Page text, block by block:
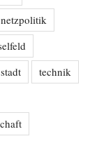
netzpolitik
stadt
technik